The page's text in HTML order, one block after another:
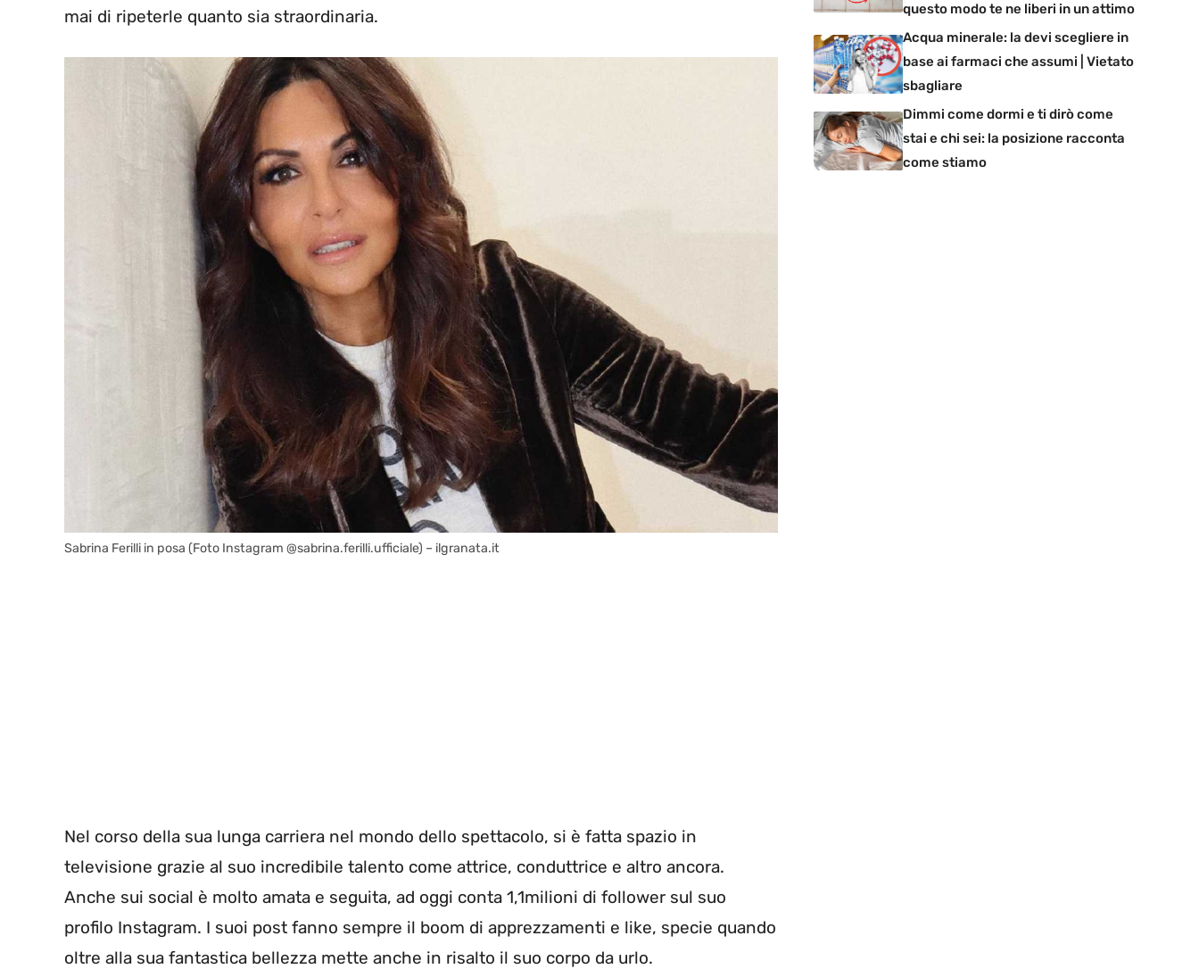
mai di ripeterle quanto sia straordinaria.
Sabrina Ferilli in posa (Foto Instagram @sabrina.ferilli.ufficiale) – ilgranata.it
Nel corso della sua lunga carriera nel mondo dello spettacolo, si è fatta spazio in
televisione grazie al suo incredibile talento come attrice, conduttrice e altro ancora.
Anche sui social è molto amata e seguita, ad oggi conta 1,1milioni di follower sul suo
profilo Instagram. I suoi post fanno sempre il boom di apprezzamenti e like, specie quando
oltre alla sua fantastica bellezza mette anche in risalto il suo corpo da urlo.
questo modo te ne liberi in un attimo
Acqua minerale: la devi scegliere in
base ai farmaci che assumi | Vietato
sbagliare
Dimmi come dormi e ti dirò come
stai e chi sei: la posizione racconta
come stiamo